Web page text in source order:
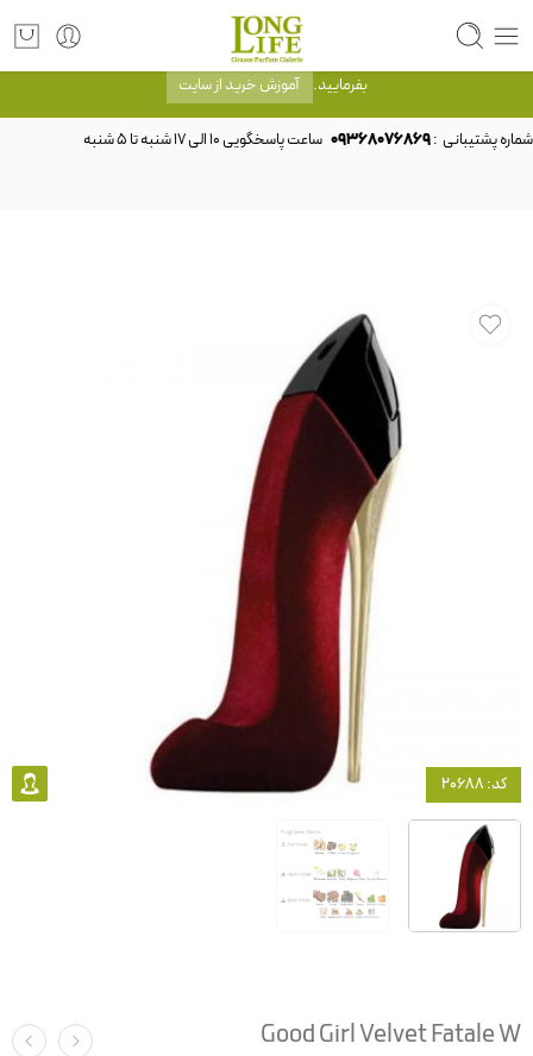
توجه! برند لانگ لایف رایحه های معروف را با شیشه و بسته بندی خود شرکت لانگ لایف
عرضه می کند.که با انتخاب حجم هر ادکلنی می توانید شیشه و بسته بندی را ملاحظه
بفرمایید. آموزش خرید از سایت
شماره پشتیبانی :09368076869
کد: 20688
Good Girl Velvet Fatale W